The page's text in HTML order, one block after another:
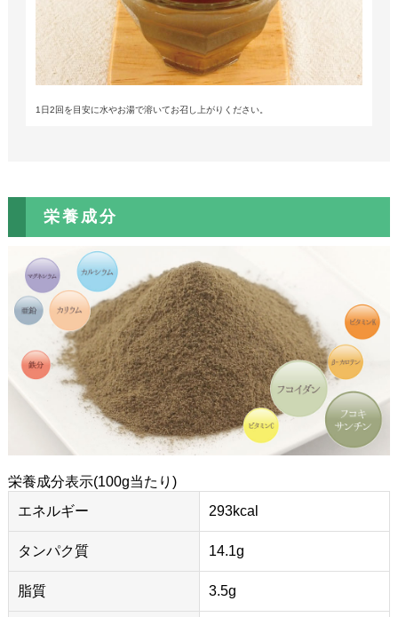
1日2回を目安に水やお湯で溶いてお召し上がりください。
栄養成分
栄養成分表示(100g当たり)
エネルギー
293kcal
タンパク質 14.1g
脂質 3.5g